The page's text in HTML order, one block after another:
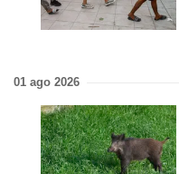
01 ago 2026